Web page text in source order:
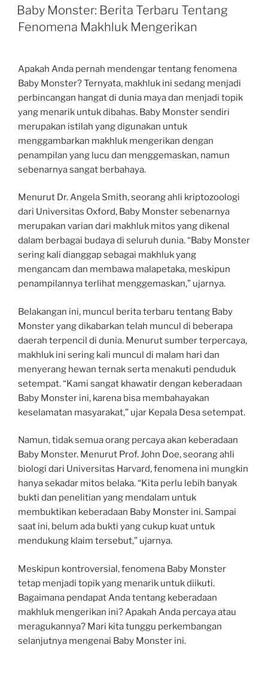
ON
Baby Monster: Berita Terbaru Tentang
Fenomena Makhluk Mengerikan
Apakah Anda pernah mendengar tentang fenomena
Baby Monster? Ternyata, makhluk ini sedang menjadi
perbincangan hangat di dunia maya dan menjadi topik
yang menarik untuk dibahas. Baby Monster sendiri
merupakan istilah yang digunakan untuk
menggambarkan makhluk mengerikan dengan
penampilan yang lucu dan menggemaskan, namun
sebenarnya sangat berbahaya.
Menurut Dr. Angela Smith, seorang ahli kriptozoologi
dari Universitas Oxford, Baby Monster sebenarnya
merupakan varian dari makhluk mitos yang dikenal
dalam berbagai budaya di seluruh dunia. “Baby Monster
sering kali dianggap sebagai makhluk yang
mengancam dan membawa malapetaka, meskipun
penampilannya terlihat menggemaskan,” ujarnya.
Belakangan ini, muncul berita terbaru tentang Baby
Monster yang dikabarkan telah muncul di beberapa
daerah terpencil di dunia. Menurut sumber terpercaya,
makhluk ini sering kali muncul di malam hari dan
menyerang hewan ternak serta menakuti penduduk
setempat. “Kami sangat khawatir dengan keberadaan
Baby Monster ini, karena bisa membahayakan
keselamatan masyarakat,” ujar Kepala Desa setempat.
Namun, tidak semua orang percaya akan keberadaan
Baby Monster. Menurut Prof. John Doe, seorang ahli
biologi dari Universitas Harvard, fenomena ini mungkin
hanya sekadar mitos belaka. “Kita perlu lebih banyak
bukti dan penelitian yang mendalam untuk
membuktikan keberadaan Baby Monster ini. Sampai
saat ini, belum ada bukti yang cukup kuat untuk
mendukung klaim tersebut,” ujarnya.
Meskipun kontroversial, fenomena Baby Monster
tetap menjadi topik yang menarik untuk diikuti.
Bagaimana pendapat Anda tentang keberadaan
makhluk mengerikan ini? Apakah Anda percaya atau
meragukannya? Mari kita tunggu perkembangan
selanjutnya mengenai Baby Monster ini.